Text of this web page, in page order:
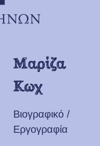
Μαρίζα
Κωχ
Βιογραφικό /
Εργογραφία